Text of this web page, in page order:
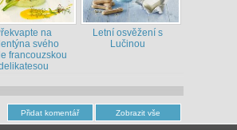
na
svého
francouzskou
Letní osvěžení s
Lučinou